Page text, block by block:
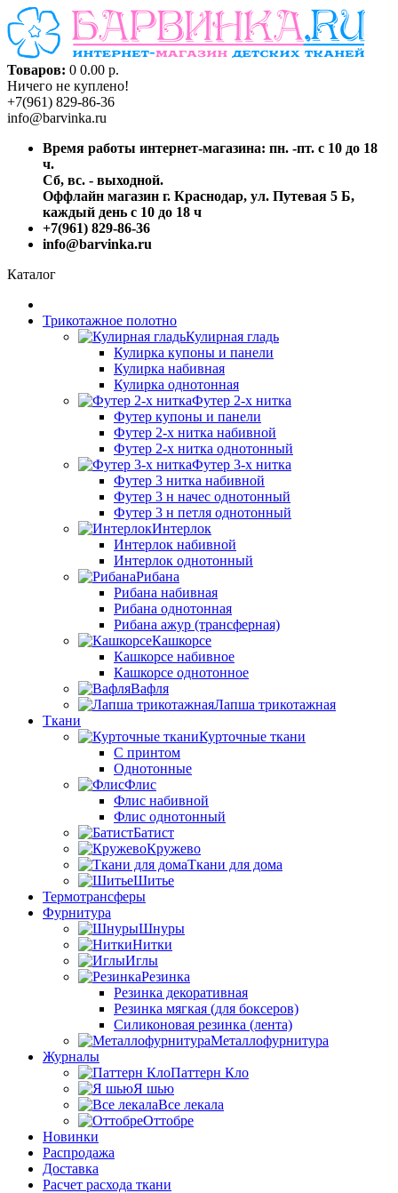
Товаров: 0 0.00 р.
Ничего не куплено!
+7(961) 829-86-36
info@barvinka.ru
Время работы интернет-магазина: пн. -пт. с 10 до 18
ч.
Сб, вс. - выходной.
Оффлайн магазин г. Краснодар, ул. Путевая 5 Б,
каждый день с 10 до 18 ч
+7(961) 829-86-36
info@barvinka.ru
Каталог
Трикотажное полотно
Кулирная гладь
Кулирка купоны и панели
Кулирка набивная
Кулирка однотонная
Футер 2-х нитка
Футер купоны и панели
Футер 2-х нитка набивной
Футер 2-х нитка однотонный
Футер 3-х нитка
Футер 3 нитка набивной
Футер 3 н начес однотонный
Футер 3 н петля однотонный
Интерлок
Интерлок набивной
Интерлок однотонный
Рибана
Рибана набивная
Рибана однотонная
Рибана ажур (трансферная)
Кашкорсе
Кашкорсе набивное
Кашкорсе однотонное
Вафля
Лапша трикотажная
Ткани
Курточные ткани
С принтом
Однотонные
Флис
Флис набивной
Флис однотонный
Батист
Кружево
Ткани для дома
Шитье
Термотрансферы
Фурнитура
Шнуры
Нитки
Иглы
Резинка
Резинка декоративная
Резинка мягкая (для боксеров)
Силиконовая резинка (лента)
Металлофурнитура
Журналы
Паттерн Кло
Я шью
Все лекала
Оттобре
Новинки
Распродажа
Доставка
Расчет расхода ткани